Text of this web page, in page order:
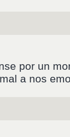
por un
a nos